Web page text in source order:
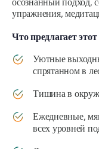
упражнения,
Что предлагает
Уютные
спрятанном в
Тишина в
Ежедневные,
всех уровней